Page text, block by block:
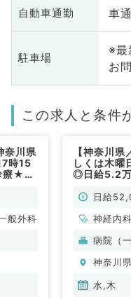
自動車通勤 車
駐車場
※最
お
この求人と条件
奈川県
時15
療★毎
般外科
【神奈川
しくは木曜
◎日給5.2
ー通勤可♪
日給
神経内
循環器
科、老
病院（一
神奈川
水,木